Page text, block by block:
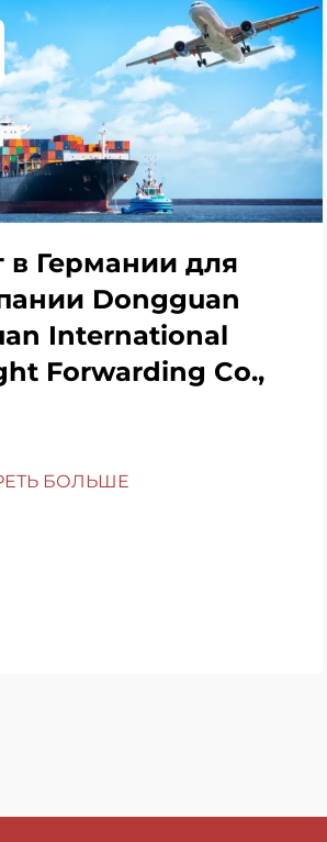
в Германии для
Dongguan
International
Forwarding Co.,
БОЛЬШЕ